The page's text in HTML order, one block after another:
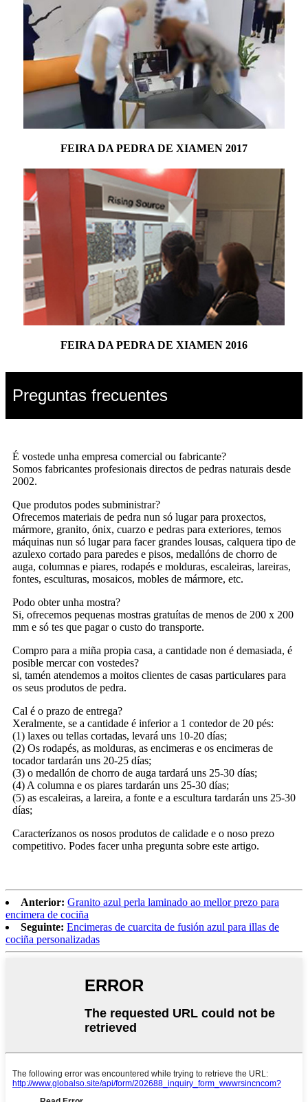
FEIRA DA PEDRA DE XIAMEN 2017
FEIRA DA PEDRA DE XIAMEN 2016
Preguntas frecuentes
É vostede unha empresa comercial ou fabricante?
Somos fabricantes profesionais directos de pedras naturais desde
2002.
Que produtos podes subministrar?
Ofrecemos materiais de pedra nun só lugar para proxectos,
mármore, granito, ónix, cuarzo e pedras para exteriores, temos
máquinas nun só lugar para facer grandes lousas, calquera tipo de
azulexo cortado para paredes e pisos, medallóns de chorro de
auga, columnas e piares, rodapés e molduras, escaleiras, lareiras,
fontes, esculturas, mosaicos, mobles de mármore, etc.
Podo obter unha mostra?
Si, ofrecemos pequenas mostras gratuítas de menos de 200 x 200
mm e só tes que pagar o custo do transporte.
Compro para a miña propia casa, a cantidade non é demasiada, é
posible mercar con vostedes?
si, tamén atendemos a moitos clientes de casas particulares para
os seus produtos de pedra.
Cal é o prazo de entrega?
Xeralmente, se a cantidade é inferior a 1 contedor de 20 pés:
(1) laxes ou tellas cortadas, levará uns 10-20 días;
(2) Os rodapés, as molduras, as encimeras e os encimeras de
tocador tardarán uns 20-25 días;
(3) o medallón de chorro de auga tardará uns 25-30 días;
(4) A columna e os piares tardarán uns 25-30 días;
(5) as escaleiras, a lareira, a fonte e a escultura tardarán uns 25-30
días;
Caracterízanos os nosos produtos de calidade e o noso prezo
competitivo. Podes facer unha pregunta sobre este artigo.
Anterior: Granito azul perla laminado ao mellor prezo para
encimera de cociña
Seguinte: Encimeras de cuarcita de fusión azul para illas de
cociña personalizadas